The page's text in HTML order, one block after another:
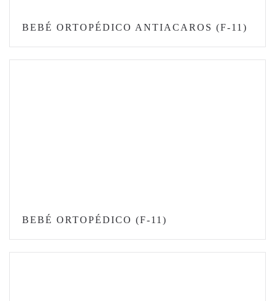
BEBÉ ORTOPÉDICO ANTIACAROS (F-11)
BEBÉ ORTOPÉDICO (F-11)